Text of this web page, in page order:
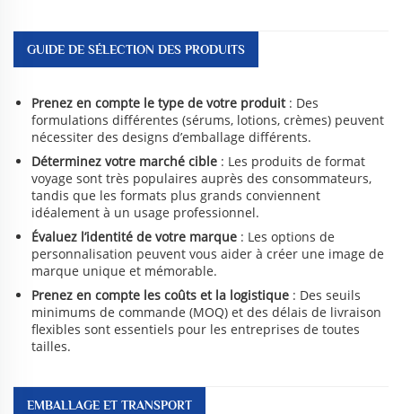
GUIDE DE SÉLECTION DES PRODUITS
Prenez en compte le type de votre produit : Des
formulations différentes (sérums, lotions, crèmes) peuvent
nécessiter des designs d’emballage différents.
Déterminez votre marché cible : Les produits de format
voyage sont très populaires auprès des consommateurs,
tandis que les formats plus grands conviennent
idéalement à un usage professionnel.
Évaluez l’identité de votre marque : Les options de
personnalisation peuvent vous aider à créer une image de
marque unique et mémorable.
Prenez en compte les coûts et la logistique : Des seuils
minimums de commande (MOQ) et des délais de livraison
flexibles sont essentiels pour les entreprises de toutes
tailles.
EMBALLAGE ET TRANSPORT